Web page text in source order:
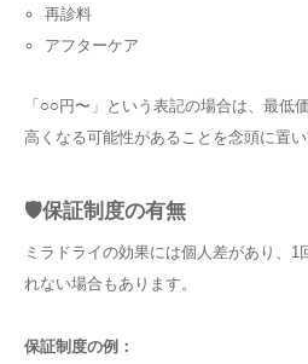
再診料
アフターケア
「○○円〜」という表記の場合は、最低
高くなる可能性があることを念頭に置い
🛡️保証制度の有無
ミラドライの効果には個人差があり、1
れない場合もあります。
保証制度の例：